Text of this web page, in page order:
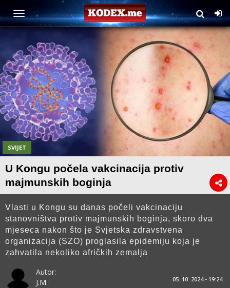
SVIJET
U Kongu počela vakcinacija protiv
majmunskih boginja
Vlasti u Kongu su danas počeli vakcinaciju
stanovništva protiv majmunskih boginja, skoro dva
mjeseca nakon što je Svjetska zdravstvena
organizacija (SZO) proglasila epidemiju koja je
zahvatila nekoliko afričkih zemalja
Autor:
J.M.
05. 10. 2024 - 19:24